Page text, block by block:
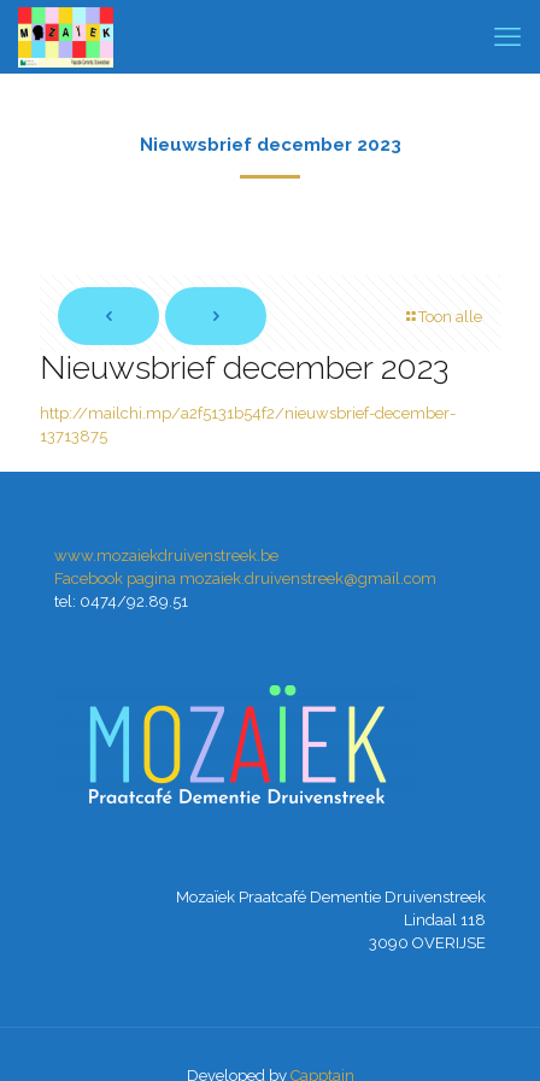
Nieuwsbrief december 2023
Toon alle
Nieuwsbrief december 2023
http://mailchi.mp/a2f5131b54f2/nieuwsbrief-december-
13713875
www.mozaiekdruivenstreek.be
Facebook pagina mozaiek.druivenstreek@gmail.com
tel: 0474/92.89.51
Mozaïek Praatcafé Dementie Druivenstreek
Lindaal 118
3090 OVERIJSE
Developed by Capptain